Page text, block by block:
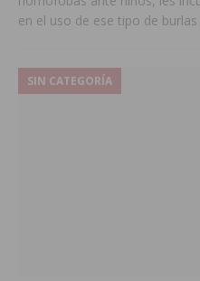
en el uso de ese tipo de
SIN CATEGORÍA